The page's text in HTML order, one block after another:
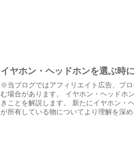
イヤホン・ヘッドホンを選ぶ時
※当ブログではアフィリエイト広告、プ
む場合があります。 イヤホン・ヘッドホ
きことを解説します。 新たにイヤホン・
が所有している物についてより理解を深